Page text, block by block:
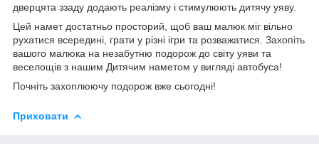
дверцята ззаду додають реалізму і стимулюють дитячу уяву.
Цей намет достатньо просторий, щоб ваш малюк міг вільно
рухатися всередині, грати у різні ігри та розважатися. Захопіть
вашого малюка на незабутню подорож до світу уяви та
веселощів з нашим Дитячим наметом у вигляді автобуса!
Почніть захоплюючу подорож вже сьогодні!
Приховати